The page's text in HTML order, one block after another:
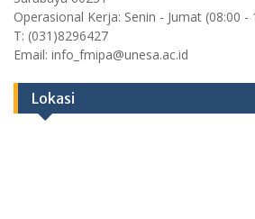
Operasional Kerja: Senin - Jumat (08:00 -
T: (031)8296427
Email: info_fmipa@unesa.ac.id
Lokasi